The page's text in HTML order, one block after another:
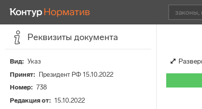
Реквизиты документа
Вид
Указ
Принят
Президент РФ 15.10.2022
Номер
738
Редакция от
15.10.2022